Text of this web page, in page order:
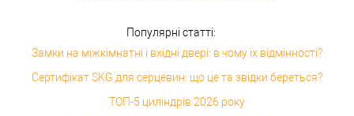
Популярні статті:
Замки на міжкімнатні і вхідні двері: в чому їх відмінності?
Сертифікат SKG для серцевин: що це та звідки береться?
ТОП-5 циліндрів 2026 року